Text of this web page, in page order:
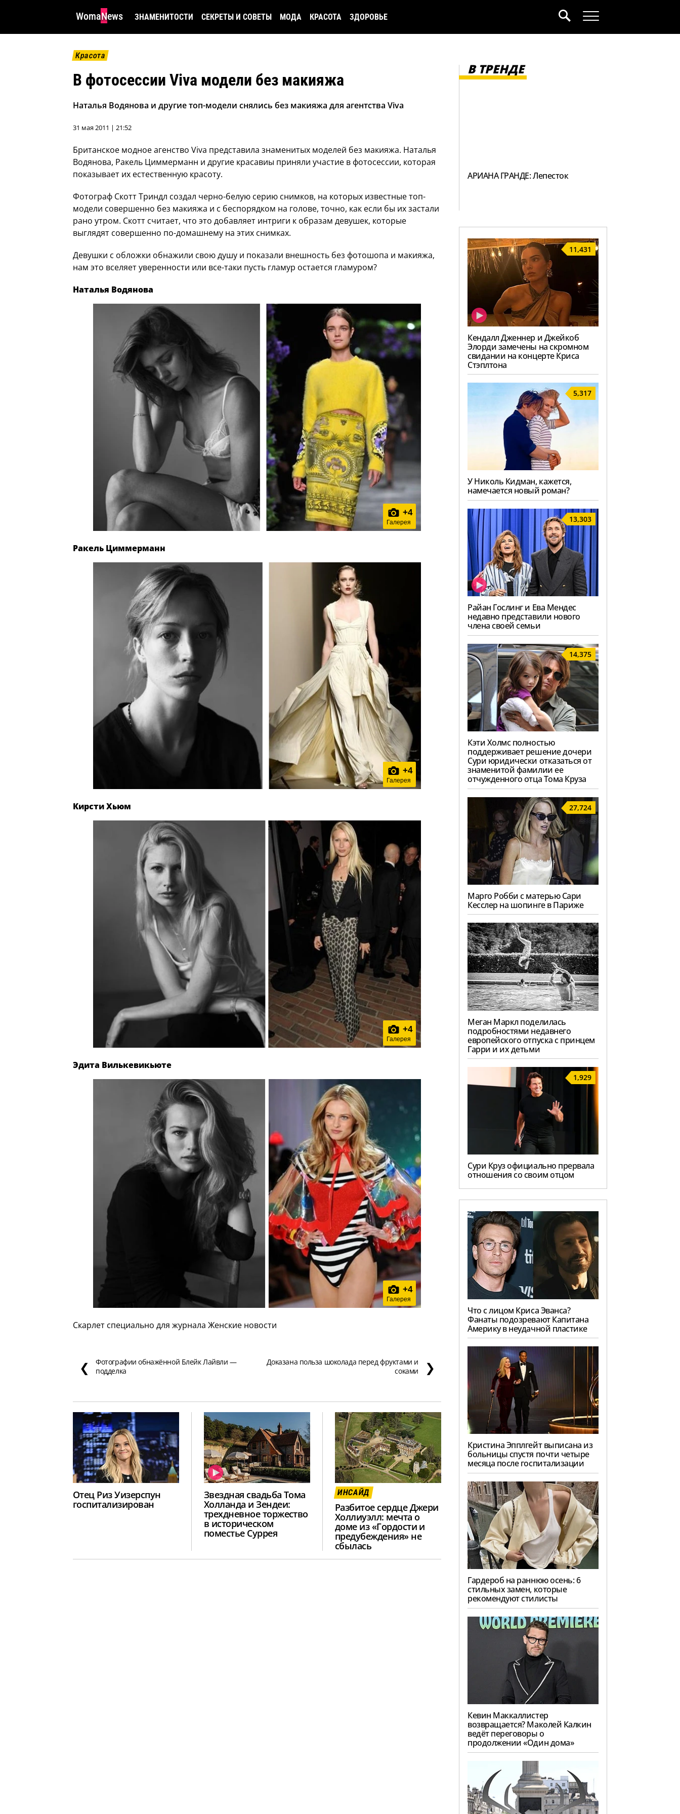
WomaNews ЗНАМЕНИТОСТИ СЕКРЕТЫ И СОВЕТЫ МОДА КРАСОТА ЗДОРОВЬЕ
Красота
В фотосессии Viva модели без макияжа
Наталья Водянова и другие топ-модели снялись без макияжа для агентства Viva
31 мая 2011 | 21:52
Британское модное агенство Viva представила знаменитых моделей без макияжа. Наталья
Водянова, Ракель Циммерманн и другие красавиы приняли участие в фотосессии, которая
показывает их естественную красоту.
Фотограф Скотт Триндл создал черно-белую серию снимков, на которых известные топ-
модели совершенно без макияжа и с беспорядком на голове, точно, как если бы их застали
рано утром. Скотт считает, что это добавляет интриги к образам девушек, которые
выглядят совершенно по-домашнему на этих снимках.
Девушки с обложки обнажили свою душу и показали внешность без фотошопа и макияжа,
нам это вселяет уверенности или все-таки пусть гламур остается гламуром?
Наталья Водянова
+4
Галерея
Ракель Циммерманн
+4
Галерея
Кирсти Хьюм
+4
Галерея
Эдита Вилькевикьюте
+4
Галерея
Скарлет специально для журнала Женские новости
❮
Фотографии обнажённой Блейк Лайвли —
подделка
Доказана польза шоколада перед фруктами и
соками
❯
Отец Риз Уизерспун
госпитализирован
Звездная свадьба Тома
Холланда и Зендеи:
трехдневное торжество
в историческом
поместье Суррея
ИНСАЙД
Разбитое сердце Джери
Холлиуэлл: мечта о
доме из «Гордости и
предубеждения» не
сбылась
В ТРЕНДЕ
АРИАНА ГРАНДЕ: Лепесток
11,431
Кендалл Дженнер и Джейкоб
Элорди замечены на скромном
свидании на концерте Криса
Стэплтона
5,317
У Николь Кидман, кажется,
намечается новый роман?
13,303
Райан Гослинг и Ева Мендес
недавно представили нового
члена своей семьи
14,375
Кэти Холмс полностью
поддерживает решение дочери
Сури юридически отказаться от
знаменитой фамилии ее
отчужденного отца Тома Круза
27,724
Марго Робби с матерью Сари
Кесслер на шопинге в Париже
Меган Маркл поделилась
подробностями недавнего
европейского отпуска с принцем
Гарри и их детьми
1,929
Сури Круз официально прервала
отношения со своим отцом
Что с лицом Криса Эванса?
Фанаты подозревают Капитана
Америку в неудачной пластике
Кристина Эпплгейт выписана из
больницы спустя почти четыре
месяца после госпитализации
Гардероб на раннюю осень: 6
стильных замен, которые
рекомендуют стилисты
Кевин Маккаллистер
возвращается? Маколей Калкин
ведёт переговоры о
продолжении «Один дома»